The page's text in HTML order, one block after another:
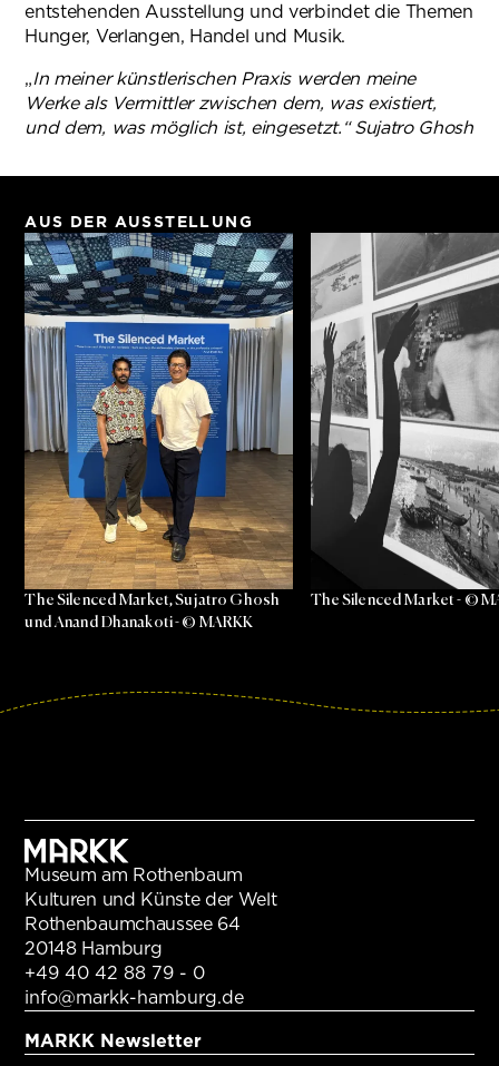
entstehenden Ausstellung und verbindet die Themen
Hunger, Verlangen, Handel und Musik.
„In meiner künstlerischen Praxis werden meine
Werke als Vermittler zwischen dem, was existiert,
und dem, was möglich ist, eingesetzt.“ Sujatro Ghosh
AUS DER AUSSTELLUNG
The Silenced Market, Sujatro Ghosh
und Anand Dhanakoti - © MARKK
The Silenced Market - ©
Museum am Rothenbaum
Kulturen und Künste der Welt
Rothenbaumchaussee 64
20148 Hamburg
+49 40 42 88 79 - 0
info@markk-hamburg.de
MARKK Newsletter